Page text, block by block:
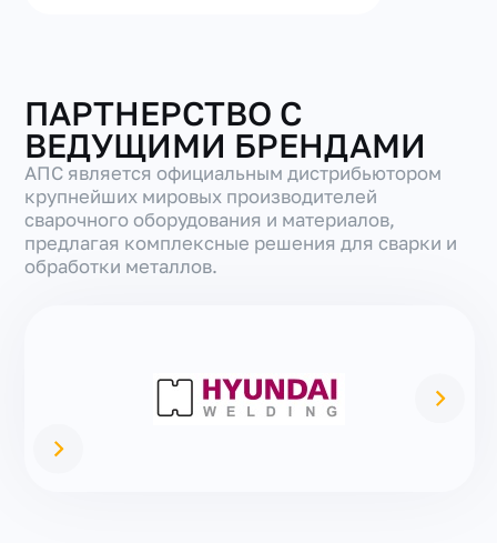
ПАРТНЕРСТВО С
ВЕДУЩИМИ БРЕНДАМИ
АПС является официальным дистрибьютором
крупнейших мировых производителей
сварочного оборудования и материалов,
предлагая комплексные решения для сварки и
обработки металлов.